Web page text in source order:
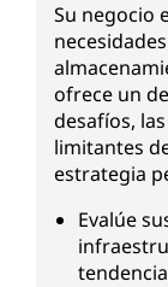
Su negocio
ofrece un
desafíos,
limitantes
estrategia
Evalúe